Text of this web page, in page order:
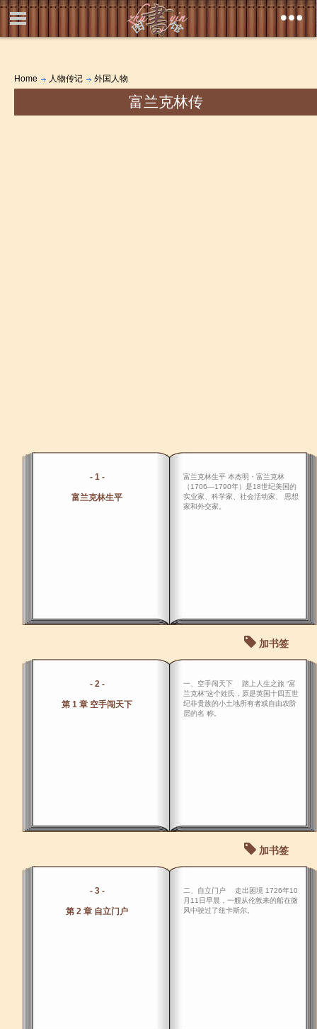
Home 人物传记 外国人物
富兰克林传
- 1 -
富兰克林生平
富兰克林生平 本杰明・富兰克林
（1706―1790年）是18世纪美国的
实业家、科学家、社会活动家、 思想
家和外交家。
加书签
- 2 -
第 1 章 空手闯天下
一、空手闯天下 踏上人生之旅 “富
兰克林”这个姓氏，原是英国十四五世
纪非贵族的小土地所有者或自由农阶
层的名 称。
加书签
- 3 -
第 2 章 自立门户
二、自立门户 走出困境 1726年10
月11日早晨，一艘从伦敦来的船在微
风中驶过了纽卡斯尔。